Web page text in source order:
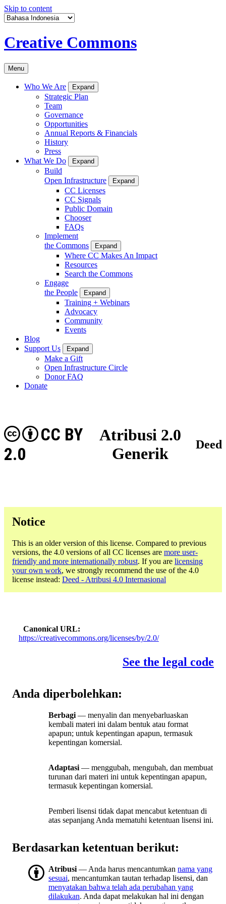
Skip to content
Creative Commons
Menu
Who We Are Expand
Strategic Plan
Team
Governance
Opportunities
Annual Reports & Financials
History
Press
What We Do
Expand
Build
Open Infrastructure
Expand
CC Licenses
CC Signals
Public Domain
Chooser
FAQs
Implement
the Commons
Expand
Where CC Makes An Impact
Resources
Search the Commons
Engage
the People
Expand
Training + Webinars
Advocacy
Community
Events
Blog
Support Us
Expand
Make a Gift
Open Infrastructure Circle
Donor FAQ
Donate
Atribusi 2.0
Generik
CC BY
2.0
Deed
Notice
This is an older version of this license. Compared to previous
versions, the 4.0 versions of all CC licenses are more user-
friendly and more internationally robust. If you are licensing
your own work, we strongly recommend the use of the 4.0
license instead: Deed - Atribusi 4.0 Internasional
Canonical URL
https://creativecommons.org/licenses/by/2.0/
See the legal code
Anda diperbolehkan:
Berbagi — menyalin dan menyebarluaskan
kembali materi ini dalam bentuk atau format
apapun; untuk kepentingan apapun, termasuk
kepentingan komersial.
Adaptasi — menggubah, mengubah, dan membuat
turunan dari materi ini untuk kepentingan apapun,
termasuk kepentingan komersial.
Pemberi lisensi tidak dapat mencabut ketentuan di
atas sepanjang Anda mematuhi ketentuan lisensi ini.
Berdasarkan ketentuan berikut:
Atribusi — Anda harus mencantumkan nama yang
sesuai, mencantumkan tautan terhadap lisensi, dan
menyatakan bahwa telah ada perubahan yang
dilakukan. Anda dapat melakukan hal ini dengan